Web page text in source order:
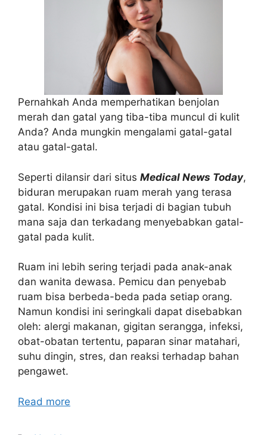
Pernahkah Anda memperhatikan benjolan
merah dan gatal yang tiba-tiba muncul di kulit
Anda? Anda mungkin mengalami gatal-gatal
atau gatal-gatal.
Seperti dilansir dari situs Medical News Today,
biduran merupakan ruam merah yang terasa
gatal. Kondisi ini bisa terjadi di bagian tubuh
mana saja dan terkadang menyebabkan gatal-
gatal pada kulit.
Ruam ini lebih sering terjadi pada anak-anak
dan wanita dewasa. Pemicu dan penyebab
ruam bisa berbeda-beda pada setiap orang.
Namun kondisi ini seringkali dapat disebabkan
oleh: alergi makanan, gigitan serangga, infeksi,
obat-obatan tertentu, paparan sinar matahari,
suhu dingin, stres, dan reaksi terhadap bahan
pengawet.
Read more